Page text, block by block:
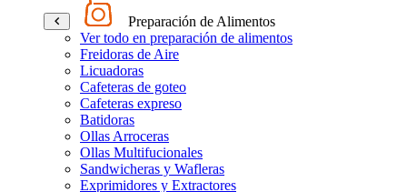
Preparación de Alimentos
Ver todo en preparación de alimentos
Freidoras de Aire
Licuadoras
Cafeteras de goteo
Cafeteras expreso
Batidoras
Ollas Arroceras
Ollas Multifucionales
Sandwicheras y Wafleras
Exprimidores y Extractores